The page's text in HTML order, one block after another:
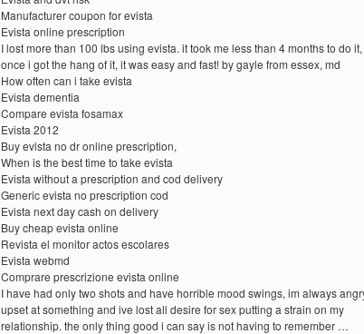
Manufacturer coupon for evista
Evista online prescription
I lost more than 100 lbs using evista. it took me less than 4 months to do
once i got the hang of it, it was easy and fast! by gayle from essex, md
How often can i take evista
Evista dementia
Compare evista fosamax
Evista 2012
Buy evista no dr online prescription,
When is the best time to take evista
Evista without a prescription and cod delivery
Generic evista no prescription cod
Evista next day cash on delivery
Buy cheap evista online
Revista el monitor actos escolares
Evista webmd
Comprare prescrizione evista online
I have had only two shots and have horrible mood swings, im always
upset at something and ive lost all desire for sex putting a strain on my
relationship. the only thing good i can say is not having to remember …